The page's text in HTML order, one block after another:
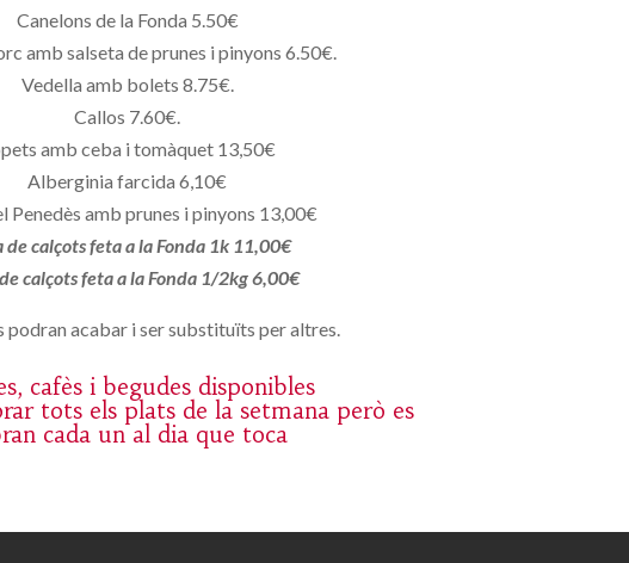
Canelons de la Fonda 5.50€
amb salseta de prunes i pinyons 6.50€.
Vedella amb bolets 8.75€.
Callos 7.60€.
amb ceba i tomàquet 13,50€
Alberginia farcida 6,10€
Penedès amb prunes i pinyons 13,00€
de calçots feta a la Fonda 1k 11,00€
calçots feta a la Fonda 1/2kg 6,00€
podran acabar i ser substituïts per altres.
cafès i begudes disponibles
tots els plats de la setmana però es
cada un al dia que toca